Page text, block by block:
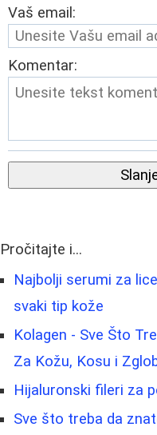
Vaš email:
Komentar:
Pročitajte i...
Najbolji serumi za
svaki tip kože
Kolagen - Sve Što
Za Kožu, Kosu i
Hijaluronski fileri za
Sve što treba da